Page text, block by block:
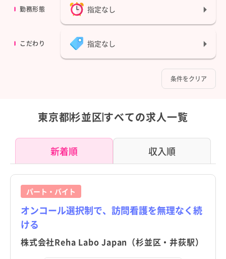
勤務形態 指定なし
こだわり 指定なし
条件をクリア
東京都杉並区すべての求人一覧
新着順 収入順
パート・バイト
オンコール選択制で、訪問看護を無理なく続
ける
株式会社Reha Labo Japan（杉並区・井荻駅）